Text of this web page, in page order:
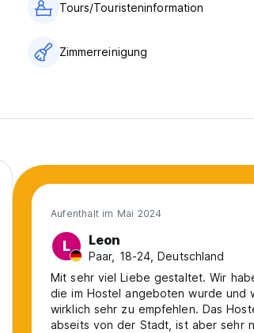
Tours/Touristeninformation
Zimmerreinigung
Aufenthalt im Mai 2024
L Leon
Paar, 18-24, Deutschland
Mit sehr viel Liebe gestaltet. Wir
die im Hostel angeboten wurde und
wirklich sehr zu empfehlen. Das
abseits von der Stadt, ist aber sehr